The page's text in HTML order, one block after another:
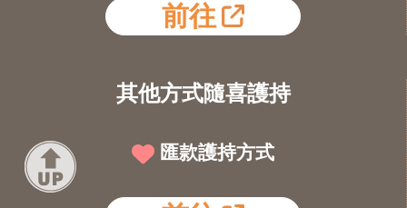
前往
其他方式隨喜護持
匯款護持方式